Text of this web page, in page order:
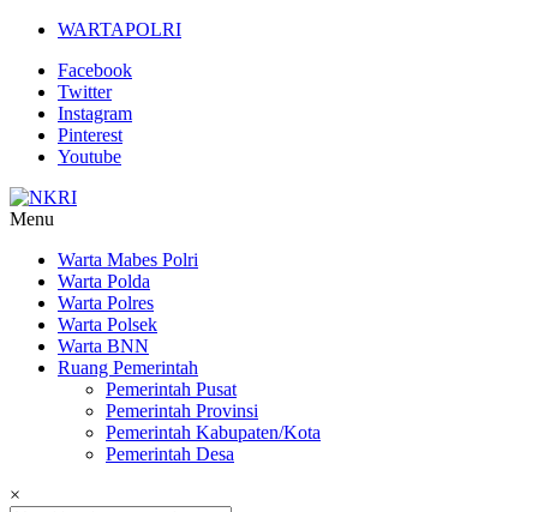
Lompat
konten
WARTAPOLRI
Facebook
Twitter
Instagram
Pinterest
Youtube
Jurnalisme
Positif
Menu
Warta Mabes Polri
Warta Polda
Warta Polres
Warta Polsek
Warta BNN
Ruang Pemerintah
Pemerintah Pusat
Pemerintah Provinsi
Pemerintah Kabupaten/Kota
Pemerintah Desa
×